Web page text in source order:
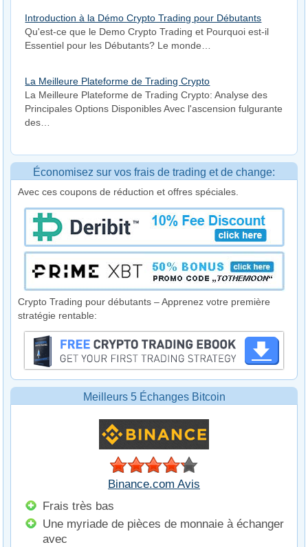
Introduction à la Démo Crypto Trading pour Débutants
Qu'est-ce que le Demo Crypto Trading et Pourquoi est-il
Essentiel pour les Débutants? Le monde…
La Meilleure Plateforme de Trading Crypto
La Meilleure Plateforme de Trading Crypto: Analyse des
Principales Options Disponibles Avec l'ascension fulgurante
des…
Économisez sur vos frais de trading et de change:
Avec ces coupons de réduction et offres spéciales.
Crypto Trading pour débutants – Apprenez votre première
stratégie rentable:
Meilleurs 5 Échanges Bitcoin
Binance.com Avis
Frais très bas
Une myriade de pièces de monnaie à échanger
avec